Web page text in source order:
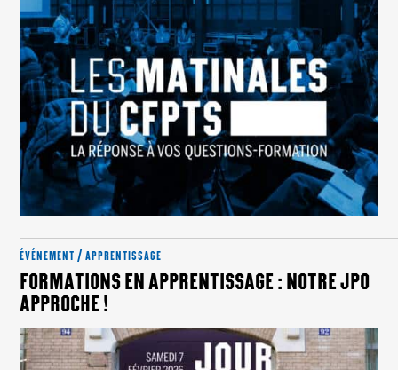
ÉVÉNEMENT / APPRENTISSAGE
FORMATIONS EN APPRENTISSAGE : NOTRE JPO
APPROCHE !